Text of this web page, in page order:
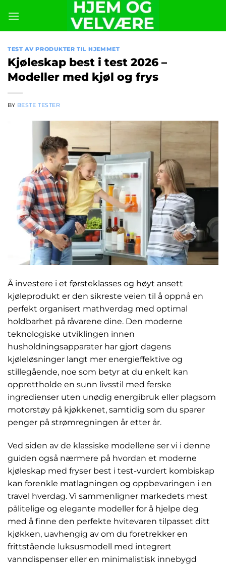
content
TEST AV PRODUKTER TIL HJEMMET
Kjøleskap best i test 2026 –
Modeller med kjøl og frys
BY BESTE TESTER
Å investere i et førsteklasses og høyt ansett
kjøleprodukt er den sikreste veien til å oppnå en
perfekt organisert mathverdag med optimal
holdbarhet på råvarene dine. Den moderne
teknologiske utviklingen innen
husholdningsapparater har gjort dagens
kjøleløsninger langt mer energieffektive og
stillegående, noe som betyr at du enkelt kan
opprettholde en sunn livsstil med ferske
ingredienser uten unødig energibruk eller plagsom
motorstøy på kjøkkenet, samtidig som du sparer
penger på strømregningen år etter år.
Ved siden av de klassiske modellene ser vi i denne
guiden også nærmere på hvordan et moderne
kjøleskap med fryser best i test-vurdert kombiskap
kan forenkle matlagningen og oppbevaringen i en
travel hverdag. Vi sammenligner markedets mest
pålitelige og elegante modeller for å hjelpe deg
med å finne den perfekte hvitevaren tilpasset ditt
kjøkken, uavhengig av om du foretrekker en
frittstående luksusmodell med integrert
vanndispenser eller en minimalistisk innebygd